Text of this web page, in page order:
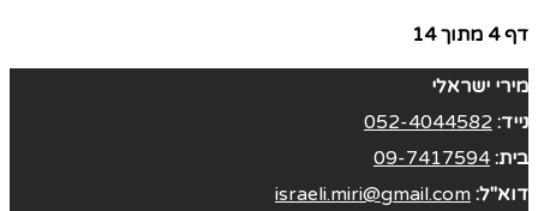
דף 4 מתוך 14
מירי ישראלי
נייד: 052-4044582
בית: 09-7417594
דוא"ל: israeli.miri@gmail.com